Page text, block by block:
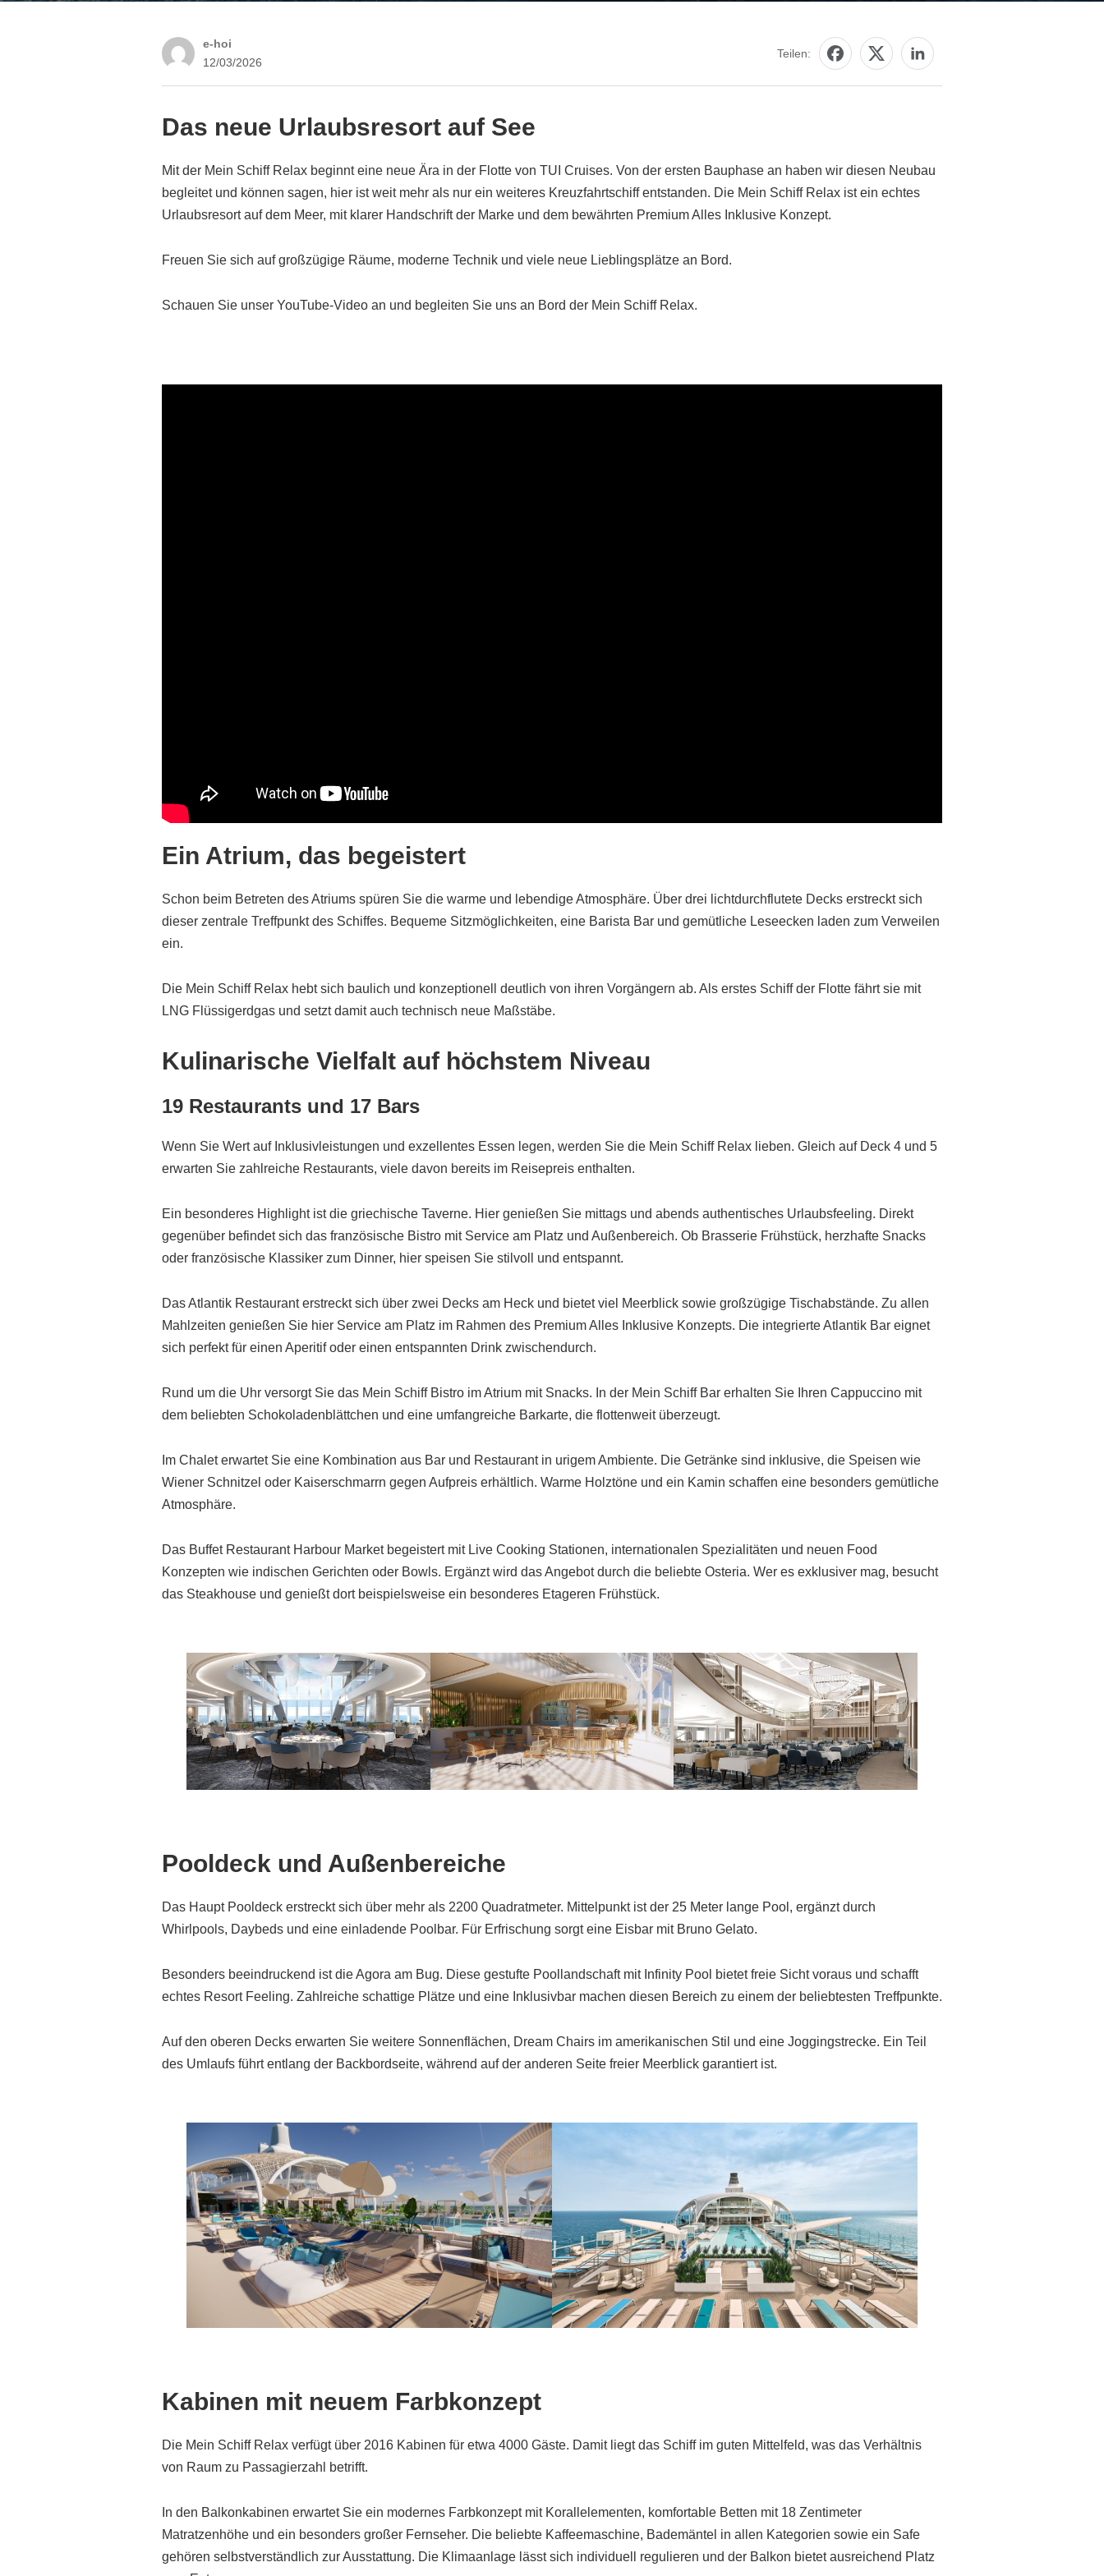
e-hoi
12/03/2026
Teilen:
Das neue Urlaubsresort auf See
Mit der Mein Schiff Relax beginnt eine neue Ära in der Flotte von TUI Cruises. Von der ersten Bauphase an haben wir diesen Neubau
begleitet und können sagen, hier ist weit mehr als nur ein weiteres Kreuzfahrtschiff entstanden. Die Mein Schiff Relax ist ein echtes
Urlaubsresort auf dem Meer, mit klarer Handschrift der Marke und dem bewährten Premium Alles Inklusive Konzept.
Freuen Sie sich auf großzügige Räume, moderne Technik und viele neue Lieblingsplätze an Bord.
Schauen Sie unser YouTube-Video an und begleiten Sie uns an Bord der Mein Schiff Relax.
Ein Atrium, das begeistert
Schon beim Betreten des Atriums spüren Sie die warme und lebendige Atmosphäre. Über drei lichtdurchflutete Decks erstreckt sich
dieser zentrale Treffpunkt des Schiffes. Bequeme Sitzmöglichkeiten, eine Barista Bar und gemütliche Leseecken laden zum Verweilen
ein.
Die Mein Schiff Relax hebt sich baulich und konzeptionell deutlich von ihren Vorgängern ab. Als erstes Schiff der Flotte fährt sie mit
LNG Flüssigerdgas und setzt damit auch technisch neue Maßstäbe.
Kulinarische Vielfalt auf höchstem Niveau
19 Restaurants und 17 Bars
Wenn Sie Wert auf Inklusivleistungen und exzellentes Essen legen, werden Sie die Mein Schiff Relax lieben. Gleich auf Deck 4 und 5
erwarten Sie zahlreiche Restaurants, viele davon bereits im Reisepreis enthalten.
Ein besonderes Highlight ist die griechische Taverne. Hier genießen Sie mittags und abends authentisches Urlaubsfeeling. Direkt
gegenüber befindet sich das französische Bistro mit Service am Platz und Außenbereich. Ob Brasserie Frühstück, herzhafte Snacks
oder französische Klassiker zum Dinner, hier speisen Sie stilvoll und entspannt.
Das Atlantik Restaurant erstreckt sich über zwei Decks am Heck und bietet viel Meerblick sowie großzügige Tischabstände. Zu allen
Mahlzeiten genießen Sie hier Service am Platz im Rahmen des Premium Alles Inklusive Konzepts. Die integrierte Atlantik Bar eignet
sich perfekt für einen Aperitif oder einen entspannten Drink zwischendurch.
Rund um die Uhr versorgt Sie das Mein Schiff Bistro im Atrium mit Snacks. In der Mein Schiff Bar erhalten Sie Ihren Cappuccino mit
dem beliebten Schokoladenblättchen und eine umfangreiche Barkarte, die flottenweit überzeugt.
Im Chalet erwartet Sie eine Kombination aus Bar und Restaurant in urigem Ambiente. Die Getränke sind inklusive, die Speisen wie
Wiener Schnitzel oder Kaiserschmarrn gegen Aufpreis erhältlich. Warme Holztöne und ein Kamin schaffen eine besonders gemütliche
Atmosphäre.
Das Buffet Restaurant Harbour Market begeistert mit Live Cooking Stationen, internationalen Spezialitäten und neuen Food
Konzepten wie indischen Gerichten oder Bowls. Ergänzt wird das Angebot durch die beliebte Osteria. Wer es exklusiver mag, besucht
das Steakhouse und genießt dort beispielsweise ein besonderes Etageren Frühstück.
Pooldeck und Außenbereiche
Das Haupt Pooldeck erstreckt sich über mehr als 2200 Quadratmeter. Mittelpunkt ist der 25 Meter lange Pool, ergänzt durch
Whirlpools, Daybeds und eine einladende Poolbar. Für Erfrischung sorgt eine Eisbar mit Bruno Gelato.
Besonders beeindruckend ist die Agora am Bug. Diese gestufte Poollandschaft mit Infinity Pool bietet freie Sicht voraus und schafft
echtes Resort Feeling. Zahlreiche schattige Plätze und eine Inklusivbar machen diesen Bereich zu einem der beliebtesten Treffpunkte.
Auf den oberen Decks erwarten Sie weitere Sonnenflächen, Dream Chairs im amerikanischen Stil und eine Joggingstrecke. Ein Teil
des Umlaufs führt entlang der Backbordseite, während auf der anderen Seite freier Meerblick garantiert ist.
Kabinen mit neuem Farbkonzept
Die Mein Schiff Relax verfügt über 2016 Kabinen für etwa 4000 Gäste. Damit liegt das Schiff im guten Mittelfeld, was das Verhältnis
von Raum zu Passagierzahl betrifft.
In den Balkonkabinen erwartet Sie ein modernes Farbkonzept mit Korallelementen, komfortable Betten mit 18 Zentimeter
Matratzenhöhe und ein besonders großer Fernseher. Die beliebte Kaffeemaschine, Bademäntel in allen Kategorien sowie ein Safe
gehören selbstverständlich zur Ausstattung. Die Klimaanlage lässt sich individuell regulieren und der Balkon bietet ausreichend Platz